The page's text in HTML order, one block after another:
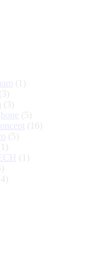
(1)
(3)
(3)
(5)
(16)
(5)
(1)